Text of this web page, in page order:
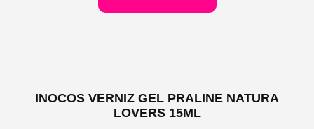
INOCOS VERNIZ GEL PRALINE NATURA
LOVERS 15ML